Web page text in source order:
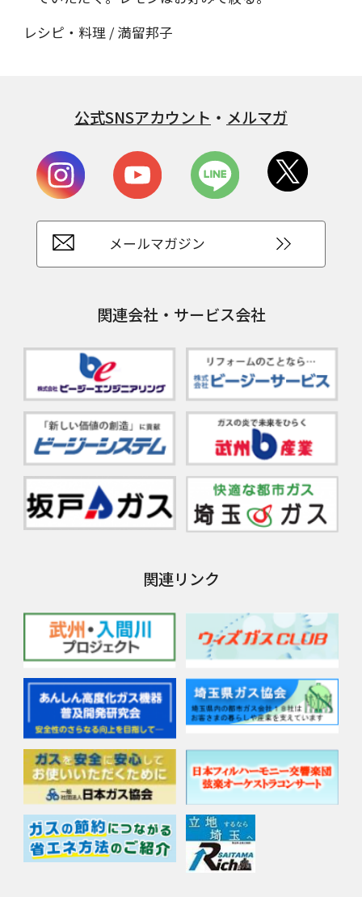
レシピ・料理 / 満留邦子
公式SNSアカウント ・ メルマガ
メールマガジン
関連会社・サービス会社
関連リンク